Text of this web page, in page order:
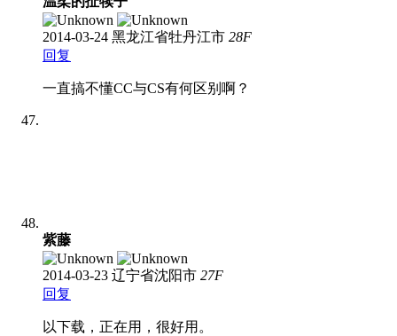
2014-03-24 黑龙江省牡丹江市 28F
回复
一直搞不懂CC与CS有何区别啊？
紫藤
2014-03-23 辽宁省沈阳市 27F
回复
以下载，正在用，很好用。